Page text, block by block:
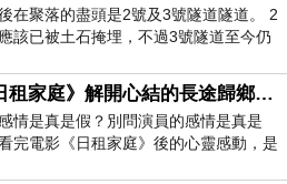
在聚落的盡頭是2號及3號隧道隧道。 2
該已被土石掩埋，不過3號隧道至今仍
7丙牛鬥橋上往左岸上游方
電影《日租家庭》解開心結的長途歸鄉！能在電影院感受到地理的寬闊和人心的相鄰，真是太棒了！
情是真是假？別問演員的感情是真是
完電影《日租家庭》後的心靈感動，是
的情感觸動了人心，就是真情